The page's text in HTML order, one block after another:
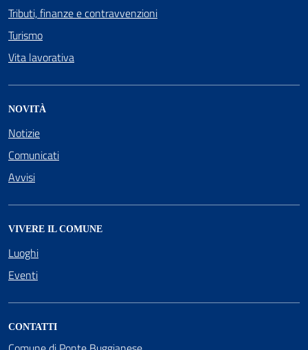
Tributi, finanze e contravvenzioni
Turismo
Vita lavorativa
NOVITÀ
Notizie
Comunicati
Avvisi
VIVERE IL COMUNE
Luoghi
Eventi
CONTATTI